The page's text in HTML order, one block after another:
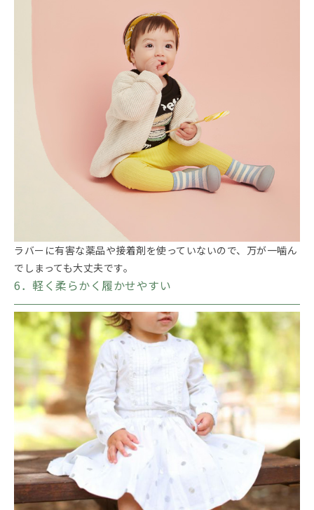
ラバーに有害な薬品や接着剤を使っていないので、万が一噛ん
でしまっても大丈夫です。
6．軽く柔らかく履かせやすい